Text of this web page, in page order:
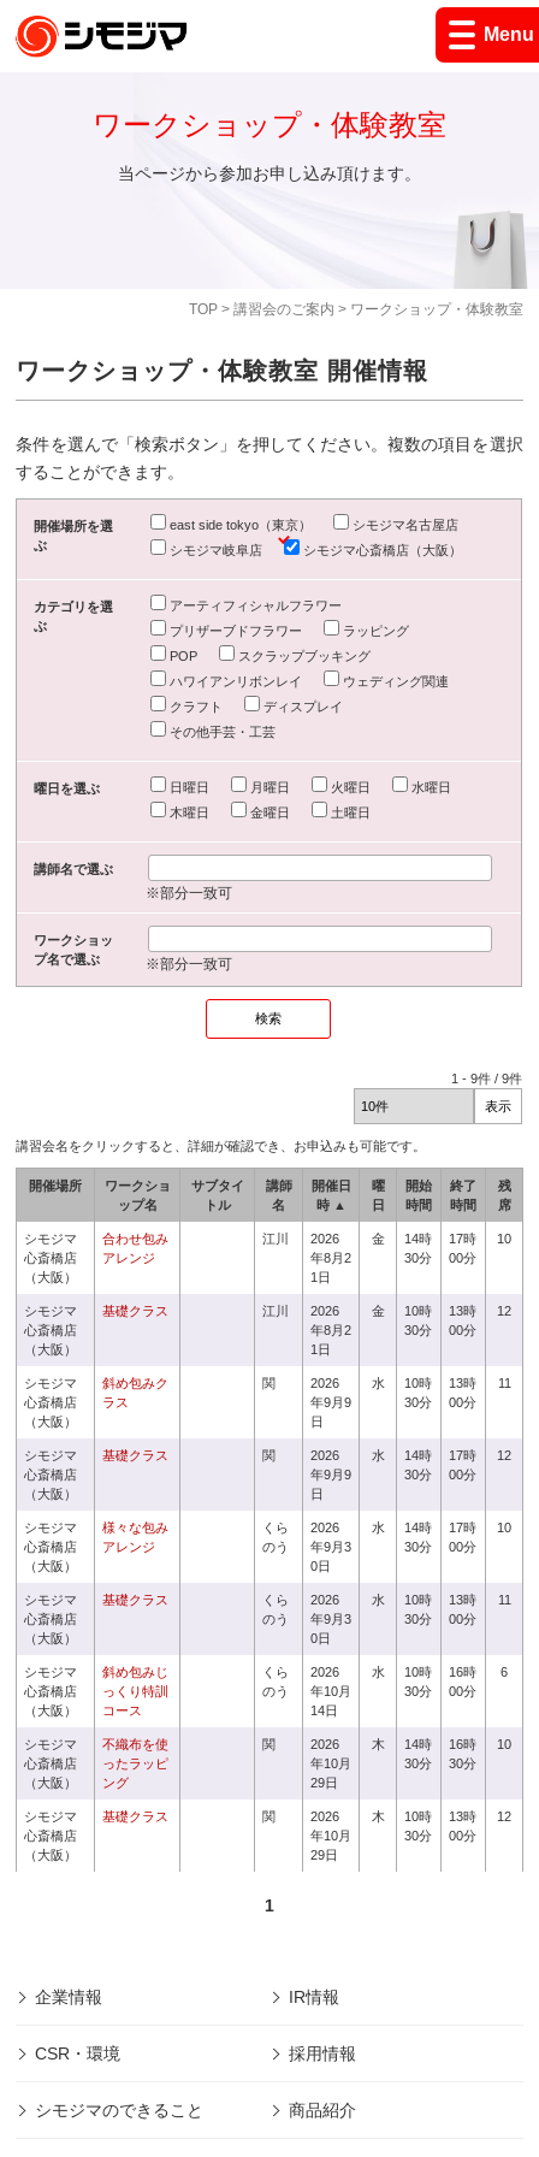
Menu
TOP> 講習会のご案内 > ワークショップ・体験教室
ワークショップ・体験教室
当ページから参加お申し込み頂けます。
ワークショップ・体験教室 開催情報
条件を選んで「検索ボタン」を押してください。複数の項目を選択
することができます。
開催場所を選
ぶ
east side tokyo（東京）
シモジマ名古屋店
シモジマ岐阜店
シモジマ心斎橋店（大阪）
カテゴリを選
ぶ
アーティフィシャルフラワー
プリザーブドフラワー
ラッピング
POP
スクラップブッキング
ハワイアンリボンレイ
ウェディング関連
クラフト
ディスプレイ
その他手芸・工芸
曜日を選ぶ 日曜日 月曜日 火曜日
水曜日
木曜日
金曜日 土曜日
講師名で選ぶ
※部分一致可
ワークショッ
プ名で選ぶ
※部分一致可
1 -9件 /9件
講習会名をクリックすると、詳細が確認でき、お申込みも可能です。
開催場所
ワークショ
ップ名
サブタイ
トル
講師
名
開催日
時 ▲
曜
日
開始
時間
終了
時間
残
席
シモジマ
心斎橋店
（大阪）
合わせ包み
アレンジ
江川
2026
年8月2
1日
金
14時
30分
17時
00分
10
シモジマ
心斎橋店
（大阪）
基礎クラス 江川
2026
年8月2
1日
金
10時
30分
13時
00分
12
シモジマ
心斎橋店
（大阪）
斜め包みク
ラス
関
2026
年9月9
日
水
10時
30分
13時
00分
11
シモジマ
心斎橋店
（大阪）
基礎クラス 関
2026
年9月9
日
水
14時
30分
17時
00分
12
シモジマ
心斎橋店
（大阪）
様々な包み
アレンジ
くら
のう
2026
年9月3
0日
水
14時
30分
17時
00分
10
シモジマ
心斎橋店
（大阪）
基礎クラス
くら
のう
2026
年9月3
0日
水
10時
30分
13時
00分
11
シモジマ
心斎橋店
（大阪）
斜め包みじ
っくり特訓
コース
くら
のう
2026
年10月
14日
水
10時
30分
16時
00分
6
シモジマ
心斎橋店
（大阪）
不織布を使
ったラッピ
ング
関
2026
年10月
29日
木
14時
30分
16時
30分
10
シモジマ
心斎橋店
（大阪）
基礎クラス 関
2026
年10月
29日
木
10時
30分
13時
00分
12
1
企業情報 IR情報
CSR・環境 採用情報
シモジマのできること 商品紹介